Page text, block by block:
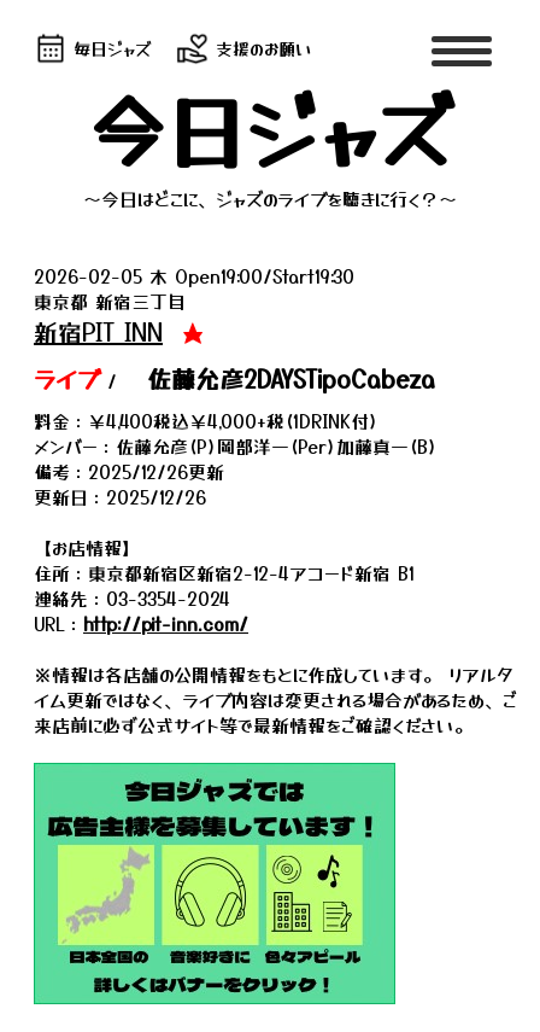
毎日ジャズ 支援のお願い
今日ジャズ
～今日はどこに、ジャズのライブを聴きに行く？～
2026-02-05 木 Open19:00/Start19:30
東京都 新宿三丁目
新宿PIT INN
★
ライブ/ 佐藤允彦2DAYSTipoCabeza
料金：￥4,400税込￥4,000+税(1DRINK付)
メンバー：佐藤允彦(P)岡部洋一(Per)加藤真一(B)
備考：2025/12/26更新
更新日：2025/12/26
【お店情報】
住所：東京都新宿区新宿2-12-4アコード新宿 B1
連絡先：03-3354-2024
URL： http://pit-inn.com/
※情報は各店舗の公開情報をもとに作成しています。 リアルタ
イム更新ではなく、ライブ内容は変更される場合があるため、ご
来店前に必ず公式サイト等で最新情報をご確認ください。